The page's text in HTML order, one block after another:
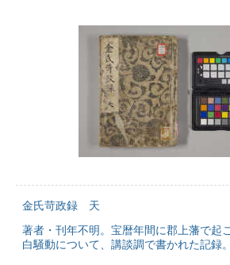
金氏苛政録 天
著者・刊年不明。宝暦年間に郡上藩で起
白騒動について、講談調で書かれた記録。